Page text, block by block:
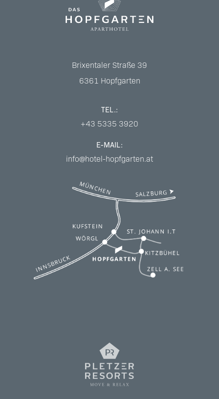
Brixentaler Straße 39
6361 Hopfgarten
TEL.:
+43 5335 3920
E-MAIL:
info@hotel-hopfgarten.at